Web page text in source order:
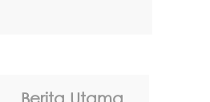
Berita Utama